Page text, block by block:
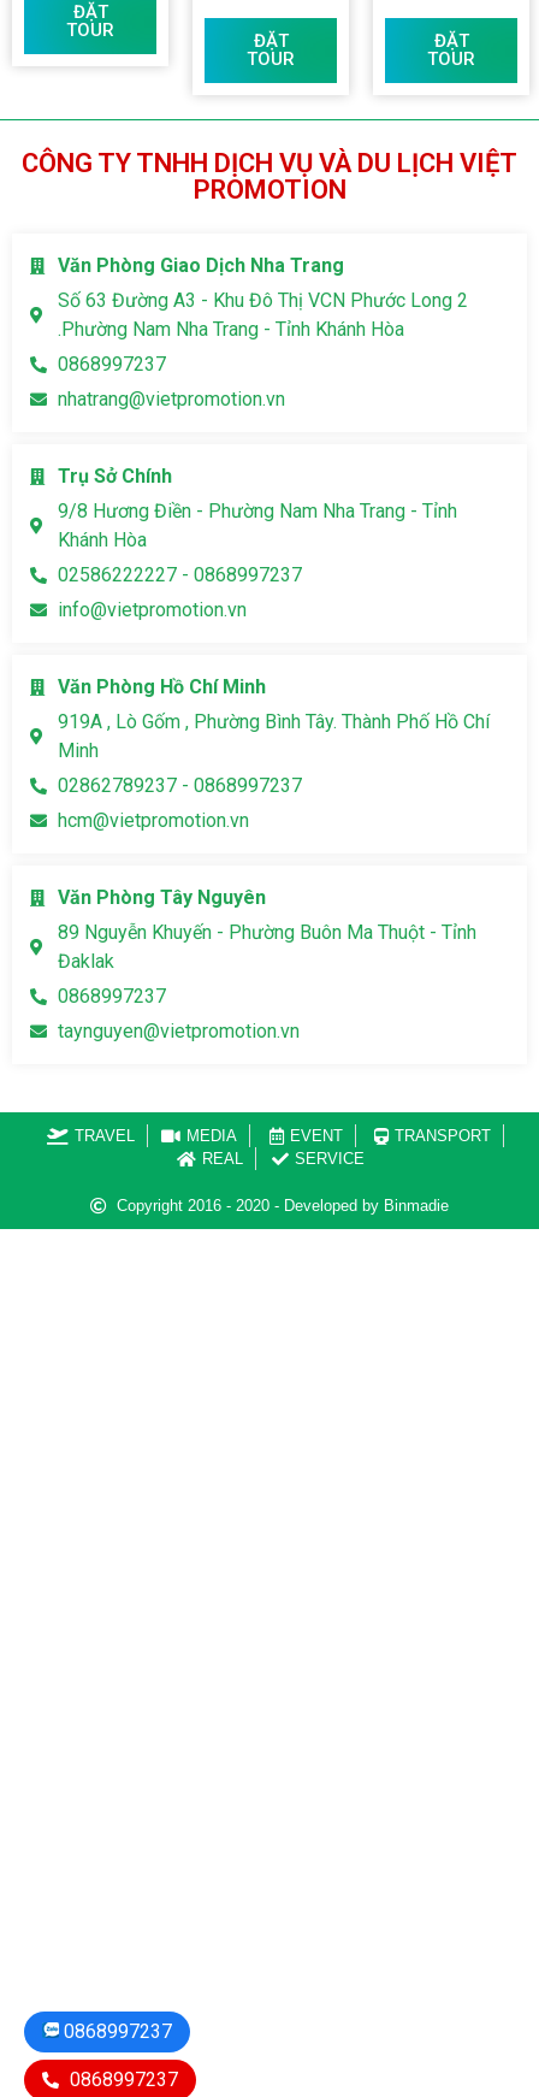
0868997237
0868997237
ĐẶT
TOUR
ĐẶT
TOUR
ĐẶT
TOUR
CÔNG TY TNHH DỊCH VỤ VÀ DU LỊCH VIỆT
PROMOTION
Văn Phòng Giao Dịch Nha Trang
Số 63 Đường A3 - Khu Đô Thị VCN Phước Long 2
.Phường Nam Nha Trang - Tỉnh Khánh Hòa
0868997237
nhatrang@vietpromotion.vn
Trụ Sở Chính
9/8 Hương Điền - Phường Nam Nha Trang - Tỉnh
Khánh Hòa
02586222227 - 0868997237
info@vietpromotion.vn
Văn Phòng Hồ Chí Minh
919A , Lò Gốm , Phường Bình Tây. Thành Phố Hồ Chí
Minh
02862789237 - 0868997237
hcm@vietpromotion.vn
Văn Phòng Tây Nguyên
89 Nguyễn Khuyến - Phường Buôn Ma Thuột - Tỉnh
Đaklak
0868997237
taynguyen@vietpromotion.vn
Copyright 2016 - 2020 - Developed by Binmadie
TRAVEL MEDIA EVENT
TRANSPORT
REAL
SERVICE